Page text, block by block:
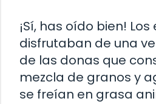
¡Sí, has oído bien!
disfrutaban de una
de las donas que
mezcla de granos y
se freían en grasa